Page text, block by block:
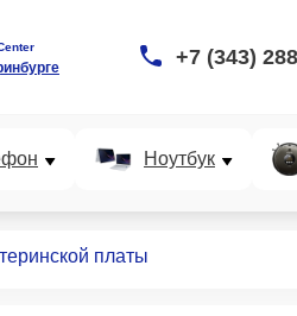
+7 (343)
Ноутбук
платы